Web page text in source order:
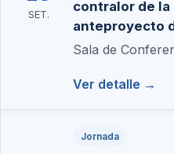
SET.
contralor de
anteproyecto
Sala de
Ver detalle →
Jornada